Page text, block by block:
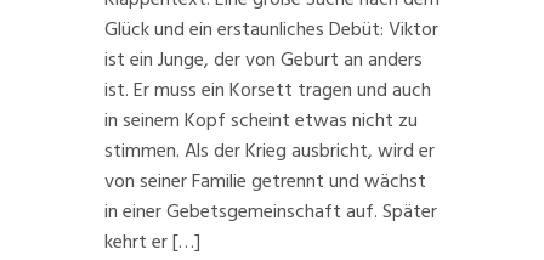
Glück und ein erstaunliches Debüt: Viktor
ist ein Junge, der von Geburt an anders
ist. Er muss ein Korsett tragen und auch
in seinem Kopf scheint etwas nicht zu
stimmen. Als der Krieg ausbricht, wird er
von seiner Familie getrennt und wächst
in einer Gebetsgemeinschaft auf. Später
kehrt er […]